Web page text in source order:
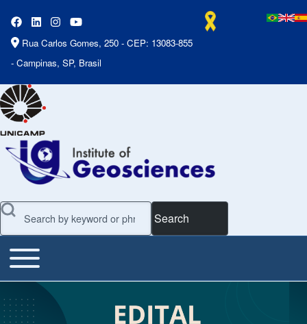
Rua Carlos Gomes, 250 - CEP: 13083-855
- Campinas, SP, Brasil
Search
Main Menu
Toggle main menu
Slideshow
Slide 1 of 7